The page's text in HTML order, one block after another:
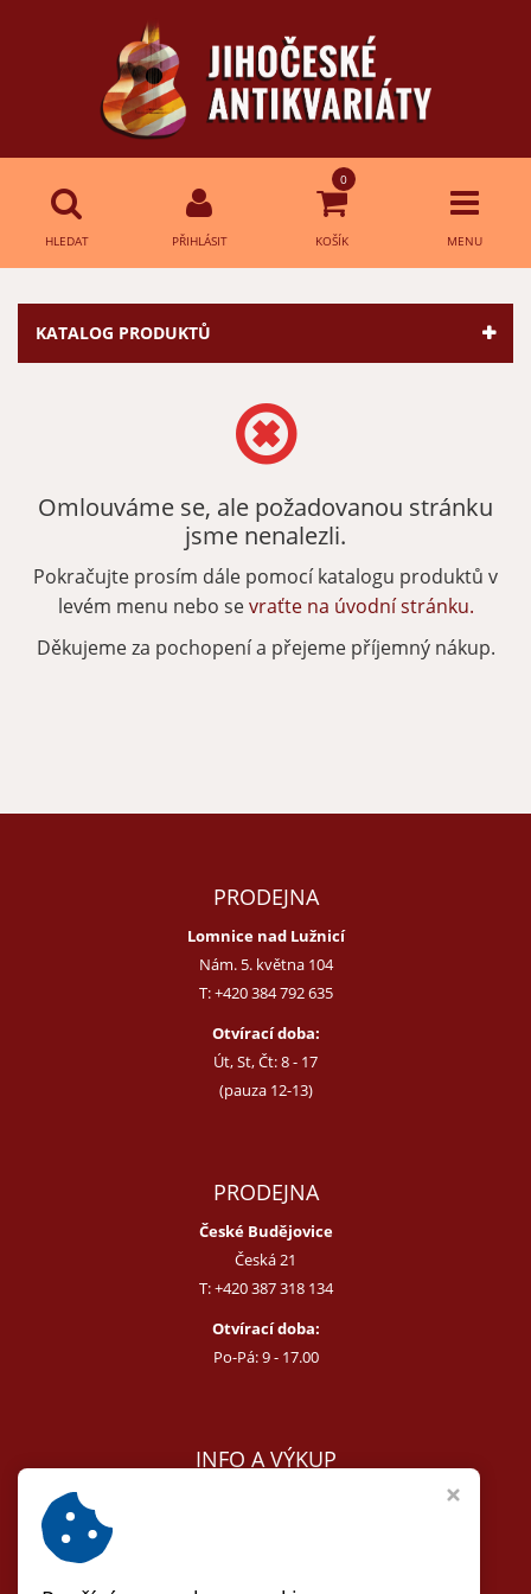
HLEDAT PŘIHLÁSIT
0
KOŠÍK MENU
Přihlášení
Přihlásit
Zapomenuté heslo Nová registrace
KATALOG PRODUKTŮ
Omlouváme se, ale požadovanou stránku
jsme nenalezli.
Pokračujte prosím dále pomocí katalogu produktů v
levém menu nebo sevraťte na úvodní stránku.
Děkujeme za pochopení a přejeme příjemný nákup.
PRODEJNA
Lomnice nad Lužnicí
Nám. 5. května 104
T:+420 384 792 635
Otvírací doba:
Út, St, Čt: 8 - 17
(pauza 12-13)
PRODEJNA
České Budějovice
Česká 21
T:+420 387 318 134
Otvírací doba:
Po-Pá: 9 - 17.00
INFO A VÝKUP